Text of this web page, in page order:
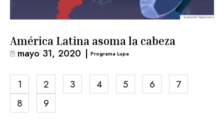
América Latina asoma la cabeza
mayo 31, 2020 | Programa Lupa
1 2 3 4 5 6
7
8
9